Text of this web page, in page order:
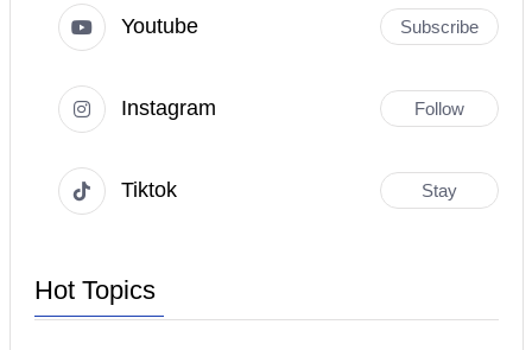
Youtube Subscribe
Instagram Follow
Tiktok Stay
Hot Topics